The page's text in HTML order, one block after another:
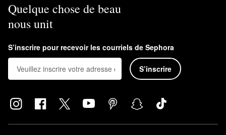
Quelque chose de beau
nous unit
S’inscrire pour recevoir les courriels de Sephora
S’inscrire